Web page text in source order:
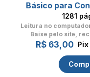
Básico para
1281
Leitura no
Baixe pelo site,
R$ 63,00